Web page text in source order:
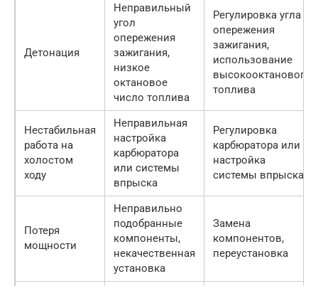
Детонация
Неправильный
угол
опережения
зажигания,
низкое
октановое
число топлива
Регулировка угла
опережения
зажигания,
использование
высокооктанового
топлива
Нестабильная
работа на
холостом
ходу
Неправильная
настройка
карбюратора
или системы
впрыска
Регулировка
карбюратора или
настройка
системы впрыска
Потеря
мощности
Неправильно
подобранные
компоненты,
некачественная
установка
Замена
компонентов,
переустановка